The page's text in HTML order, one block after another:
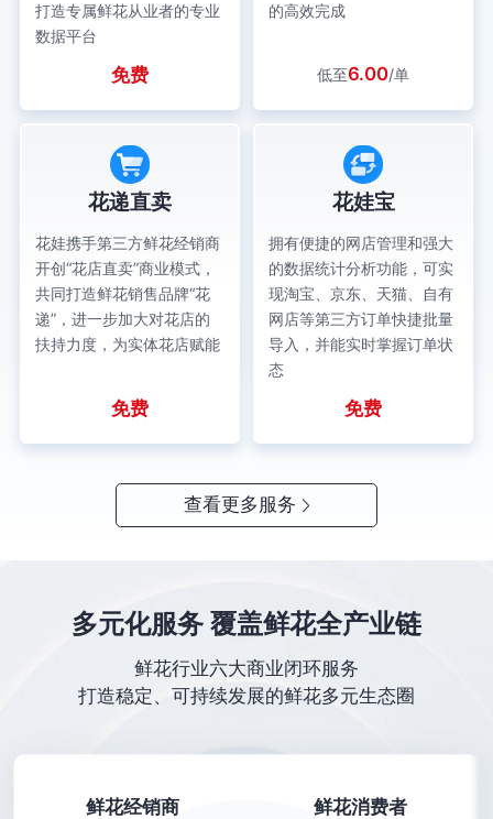
打造专属鲜花从业者的专业
数据平台
免费
的高效完成
低至6.00/单
花递直卖
花娃携手第三方鲜花经销商
开创“花店直卖”商业模式，
共同打造鲜花销售品牌“花
递”，进一步加大对花店的
扶持力度，为实体花店赋能
免费
花娃宝
拥有便捷的网店管理和强大
的数据统计分析功能，可实
现淘宝、京东、天猫、自有
网店等第三方订单快捷批量
导入，并能实时掌握订单状
态
免费
查看更多服务
多元化服务 覆盖鲜花全产业链
鲜花行业六大商业闭环服务
打造稳定、可持续发展的鲜花多元生态圈
鲜花经销商 鲜花消费者